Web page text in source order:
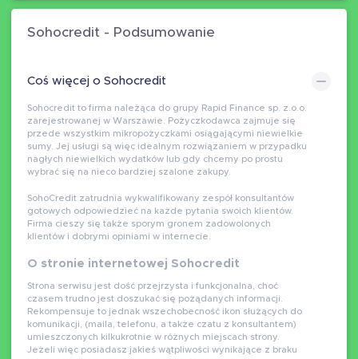
Sohocredit - Podsumowanie
Coś więcej o Sohocredit
Sohocredit to firma należąca do grupy Rapid Finance sp. z.o.o.
zarejestrowanej w Warszawie. Pożyczkodawca zajmuje się
przede wszystkim mikropożyczkami osiągającymi niewielkie
sumy. Jej usługi są więc idealnym rozwiązaniem w przypadku
nagłych niewielkich wydatków lub gdy chcemy po prostu
wybrać się na nieco bardziej szalone zakupy.
SohoCredit zatrudnia wykwalifikowany zespół konsultantów
gotowych odpowiedzieć na każde pytania swoich klientów.
Firma cieszy się także sporym gronem zadowolonych
klientów i dobrymi opiniami w internecie.
O stronie internetowej Sohocredit
Strona serwisu jest dość przejrzysta i funkcjonalna, choć
czasem trudno jest doszukać się pożądanych informacji.
Rekompensuje to jednak wszechobecność ikon służących do
komunikacji, (maila, telefonu, a także czatu z konsultantem)
umieszczonych kilkukrotnie w różnych miejscach strony.
Jeżeli więc posiadasz jakieś wątpliwości wynikające z braku